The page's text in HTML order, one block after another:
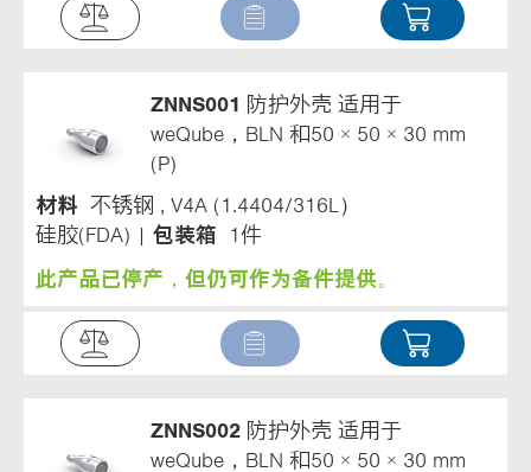
ZNNS001 防护外壳 适用于
weQube，BLN 和50 × 50 × 30 mm
(P)
材料
不锈钢 , V4A (1.4404/316L）
硅胶(FDA)
包装箱 1件
此产品已停产，但仍可作为备件提供。
ZNNS002 防护外壳 适用于
weQube，BLN 和50 × 50 × 30 mm